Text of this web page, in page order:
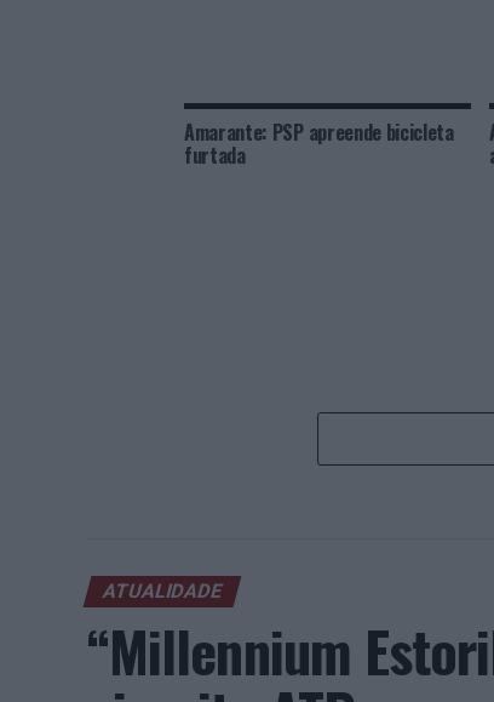
Amarante: PSP apreende bicicleta
furtada
ATUALIDADE
“Millennium